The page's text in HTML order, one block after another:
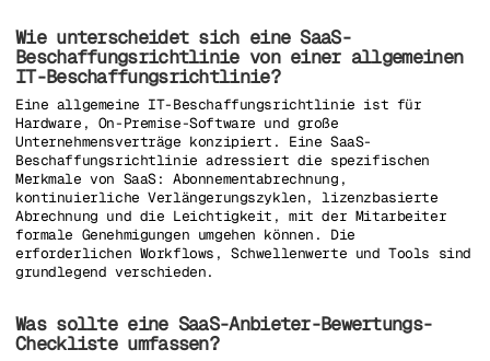
Wie unterscheidet sich eine SaaS-
Beschaffungsrichtlinie von einer allgemeinen
IT-Beschaffungsrichtlinie?
Eine allgemeine IT-Beschaffungsrichtlinie ist für
Hardware, On-Premise-Software und große
Unternehmensverträge konzipiert. Eine SaaS-
Beschaffungsrichtlinie adressiert die spezifischen
Merkmale von SaaS: Abonnementabrechnung,
kontinuierliche Verlängerungszyklen, lizenzbasierte
Abrechnung und die Leichtigkeit, mit der Mitarbeiter
formale Genehmigungen umgehen können. Die
erforderlichen Workflows, Schwellenwerte und Tools sind
grundlegend verschieden.
Was sollte eine SaaS-Anbieter-Bewertungs-
Checkliste umfassen?